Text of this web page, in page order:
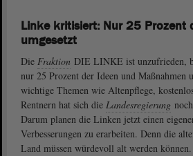
Linke kritisiert: Nur 25 Prozent
umgesetzt
Die Fraktion DIE LINKE ist unzufrieden,
nur 25 Prozent der Ideen und Maßnahmen
wichtige Themen wie Altenpflege,
Rentnern hat sich die Landesregierung
Darum planen die Linken jetzt einen
Verbesserungen zu erarbeiten. Denn die
Land müssen würdevoll alt werden können.